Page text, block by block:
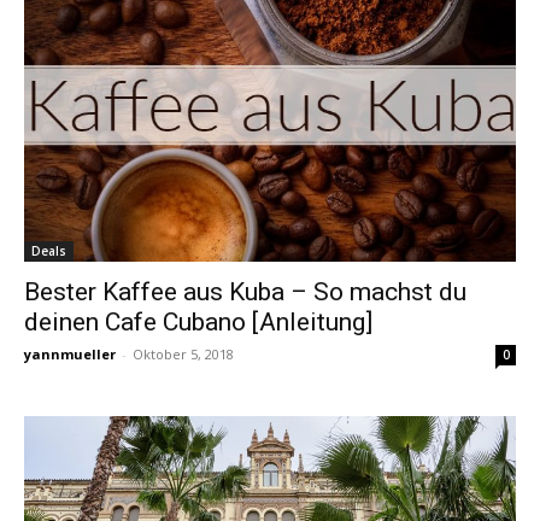
Deals
Bester Kaffee aus Kuba – So machst du
deinen Cafe Cubano [Anleitung]
yannmueller - Oktober 5, 2018 0